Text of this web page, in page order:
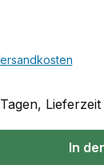
Lieferzeit
In